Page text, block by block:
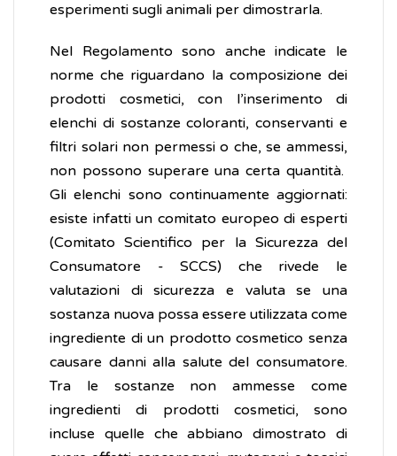
esperimenti sugli animali per dimostrarla.
Nel Regolamento sono anche indicate le
norme che riguardano la composizione dei
prodotti cosmetici, con l’inserimento di
elenchi di sostanze coloranti, conservanti e
filtri solari non permessi o che, se ammessi,
non possono superare una certa quantità.
Gli elenchi sono continuamente aggiornati:
esiste infatti un comitato europeo di esperti
(Comitato Scientifico per la Sicurezza del
Consumatore - SCCS) che rivede le
valutazioni di sicurezza e valuta se una
sostanza nuova possa essere utilizzata come
ingrediente di un prodotto cosmetico senza
causare danni alla salute del consumatore.
Tra le sostanze non ammesse come
ingredienti di prodotti cosmetici, sono
incluse quelle che abbiano dimostrato di